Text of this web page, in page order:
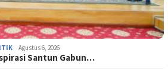
Agustus 6, 2026
Santun Gabun…